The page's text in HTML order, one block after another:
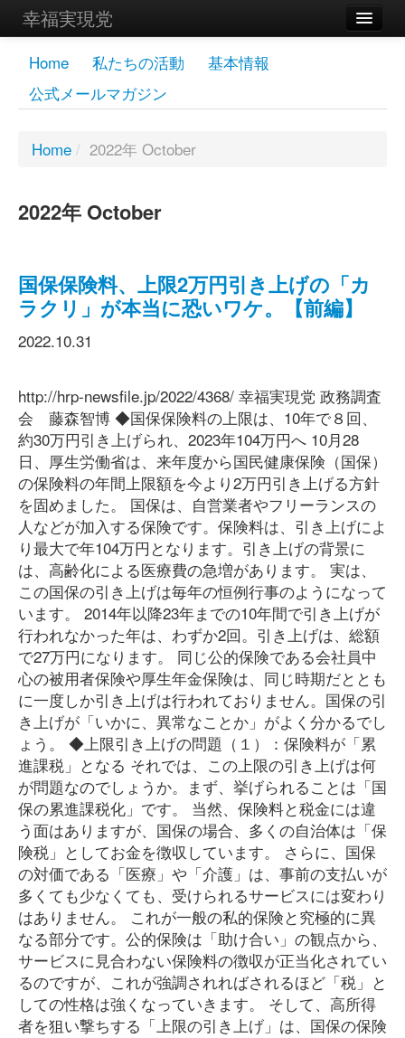
幸福実現党
メンバーズページ
党員
幸福の科学グループ
Home 私たちの活動
基本情報
公式メールマガジン
Home / 2022年 October
2022年 October
国保保険料、上限2万円引き上げの「カ
ラクリ」が本当に恐いワケ。【前編】
2022.10.31
http://hrp-newsfile.jp/2022/4368/ 幸福実現党 政務調査
会 藤森智博 ◆国保保険料の上限は、10年で８回、
約30万円引き上げられ、2023年104万円へ 10月28
日、厚生労働省は、来年度から国民健康保険（国保）
の保険料の年間上限額を今より2万円引き上げる方針
を固めました。 国保は、自営業者やフリーランスの
人などが加入する保険です。保険料は、引き上げによ
り最大で年104万円となります。引き上げの背景に
は、高齢化による医療費の急増があります。 実は、
この国保の引き上げは毎年の恒例行事のようになって
います。 2014年以降23年までの10年間で引き上げが
行われなかった年は、わずか2回。引き上げは、総額
で27万円になります。 同じ公的保険である会社員中
心の被用者保険や厚生年金保険は、同じ時期だととも
に一度しか引き上げは行われておりません。国保の引
き上げが「いかに、異常なことか」がよく分かるでし
ょう。 ◆上限引き上げの問題（１）：保険料が「累
進課税」となる それでは、この上限の引き上げは何
が問題なのでしょうか。まず、挙げられることは「国
保の累進課税化」です。 当然、保険料と税金には違
う面はありますが、国保の場合、多くの自治体は「保
険税」としてお金を徴収しています。 さらに、国保
の対価である「医療」や「介護」は、事前の支払いが
多くても少なくても、受けられるサービスには変わり
はありません。 これが一般の私的保険と究極的に異
なる部分です。公的保険は「助け合い」の観点から、
サービスに見合わない保険料の徴収が正当化されてい
るのですが、これが強調されればされるほど「税」と
しての性格は強くなっていきます。 そして、高所得
者を狙い撃ちする「上限の引き上げ」は、国保の保険